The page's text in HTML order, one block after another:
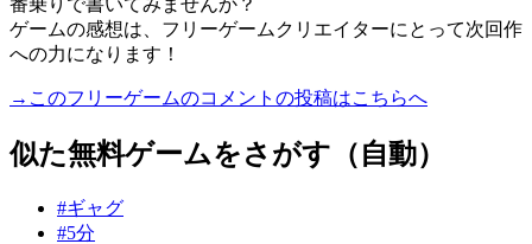
ゲームの感想は、フリーゲームクリエイターにとって次回作
への力になります！
→このフリーゲームのコメントの投稿はこちらへ
似た無料ゲームをさがす（自動）
#ギャグ
#5分